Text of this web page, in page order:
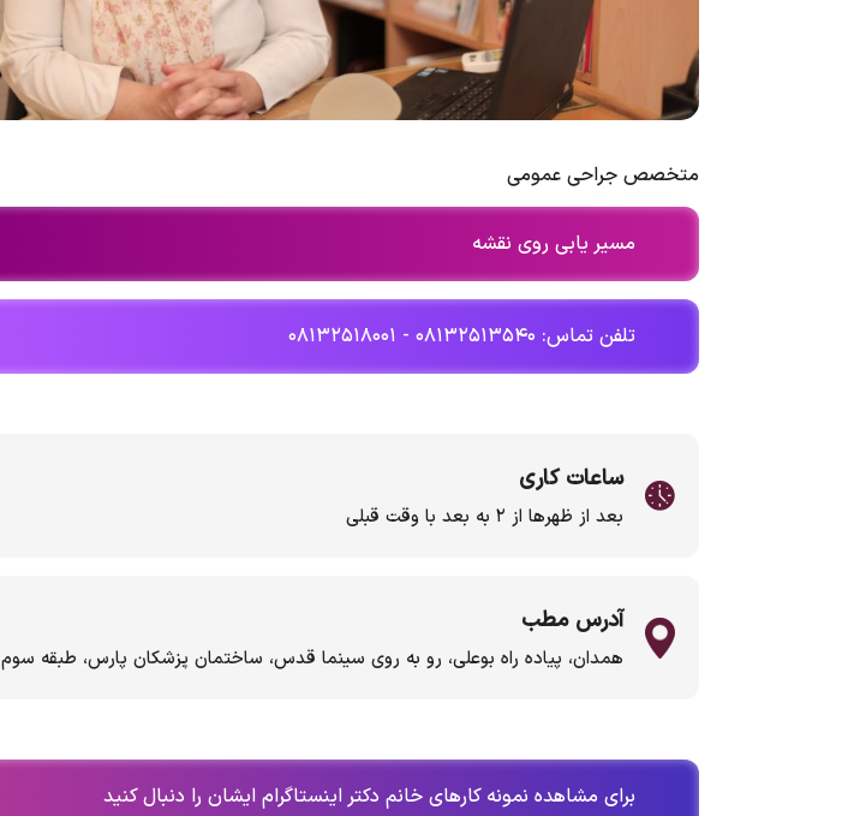
متخصص جراحی عمومی
مسیر یابی روی نقشه
تلفن تماس: ۰۸۱۳۲۵۱۳۵۴۰ - ۰۸۱۳۲۵۱۸۰۰۱
ساعات کاری
بعد از ظهرها از ۲ به بعد با وقت قبلی
آدرس مطب
همدان، پیاده راه بوعلی، رو به روی سینما قدس، ساختمان پزشکان پارس، طبقه سوم
برای مشاهده نمونه کارهای خانم دکتر اینستاگرام ایشان را دنبال کنید